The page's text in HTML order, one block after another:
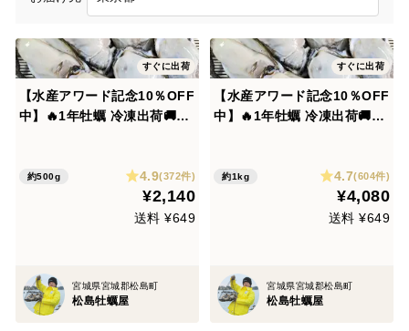
すぐに出荷
【水産アワード記念10％OFF
中】🔥1年牡蠣 冷凍出荷🚚50
🍳加熱用にも使用可能！🏝️松
島牡蠣屋 牡蛎 カキ かき ka
約500g 4.9(372件)
¥2,140
送料 ¥649
宮城県宮城郡松島町
松島牡蠣屋
すぐに出荷
【水産アワード記念10％OFF
中】🔥1年牡蠣 冷凍出荷🚚1k
加熱用にも使用可能！🏝️松島
牡蠣屋 牡蛎 カキ かき kaki
約1kg 4.7(604件)
¥4,080
送料 ¥649
宮城県宮城郡松島町
松島牡蠣屋